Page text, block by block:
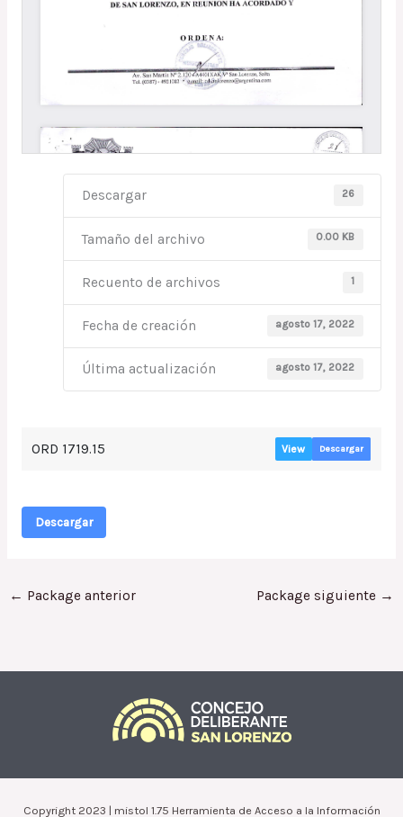
Descargar 26
Tamaño del archivo 0.00 KB
Recuento de archivos 1
Fecha de creación agosto 17, 2022
Última actualización agosto 17, 2022
ORD 1719.15 View Descargar
Descargar
← Package anterior Package siguiente →
Copyright 2023 | mistol 1.75 Herramienta de Acceso a la Información